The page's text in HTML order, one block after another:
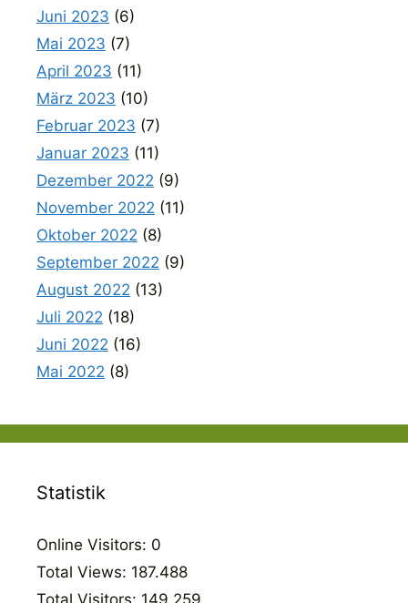
Juni 2023 (6)
Mai 2023 (7)
April 2023 (11)
März 2023 (10)
Februar 2023 (7)
Januar 2023 (11)
Dezember 2022 (9)
November 2022 (11)
Oktober 2022 (8)
September 2022 (9)
August 2022 (13)
Juli 2022 (18)
Juni 2022 (16)
Mai 2022 (8)
Statistik
Online Visitors: 0
Total Views: 187.488